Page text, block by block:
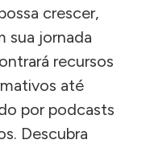
crescer,
sua jornada
recursos
até
por podcasts
Descubra